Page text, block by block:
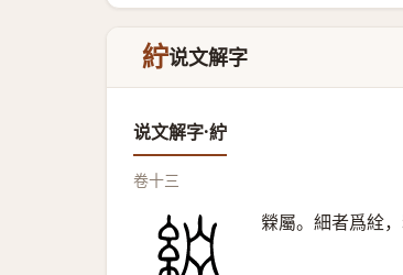
紵说文解字
说文解字·紵
卷十三
檾屬。細者爲絟